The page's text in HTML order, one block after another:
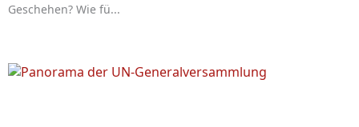
Geschehen? Wie fü...